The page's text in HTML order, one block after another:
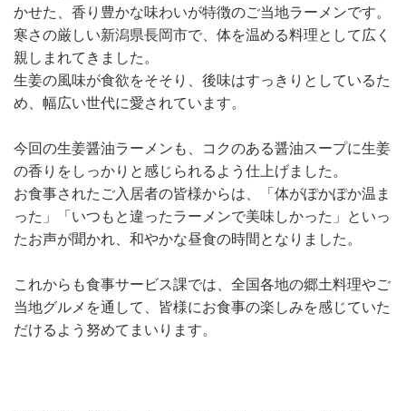
かせた、香り豊かな味わいが特徴のご当地ラーメンです。
寒さの厳しい新潟県長岡市で、体を温める料理として広く
親しまれてきました。
生姜の風味が食欲をそそり、後味はすっきりとしているた
め、幅広い世代に愛されています。
今回の生姜醤油ラーメンも、コクのある醤油スープに生姜
の香りをしっかりと感じられるよう仕上げました。
お食事されたご入居者の皆様からは、「体がぽかぽか温ま
った」「いつもと違ったラーメンで美味しかった」といっ
たお声が聞かれ、和やかな昼食の時間となりました。
これからも食事サービス課では、全国各地の郷土料理やご
当地グルメを通して、皆様にお食事の楽しみを感じていた
だけるよう努めてまいります。